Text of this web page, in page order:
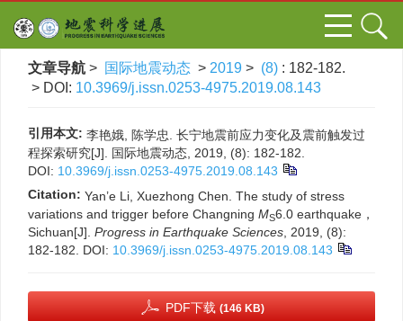
文章导航 > 国际地震动态 > 2019 > (8) : 182-182.
> DOI: 10.3969/j.issn.0253-4975.2019.08.143
引用本文: 李艳娥, 陈学忠. 长宁地震前应力变化及震前触发过
程探索研究[J]. 国际地震动态, 2019, (8): 182-182.
DOI: 10.3969/j.issn.0253-4975.2019.08.143
Citation: Yan’e Li, Xuezhong Chen. The study of stress
variations and trigger before Changning MS6.0 earthquake，
Sichuan[J]. Progress in Earthquake Sciences , 2019, (8):
182-182. DOI: 10.3969/j.issn.0253-4975.2019.08.143
PDF下载 (146 KB)